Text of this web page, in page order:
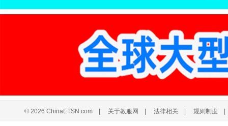
© 2026 ChinaETSN.com| 关于教服网 法律相关 规则制度